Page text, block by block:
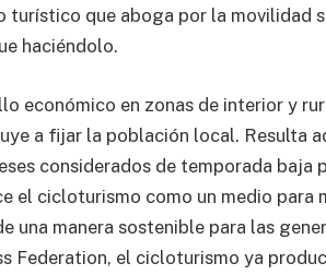
turístico que aboga por la movilidad
haciéndolo.
económico en zonas de interior y
a fijar la población local. Resulta
considerados de temporada baja
el cicloturismo como un medio para
una manera sostenible para las
Federation, el cicloturismo ya